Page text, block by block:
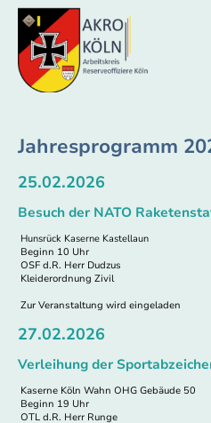
Jahresprogramm
25.02.2026
Besuch der NATO
Hunsrück Kaserne Kastellaun
Beginn 10 Uhr
OSF d.R. Herr Dudzus
Kleiderordnung Zivil
Zur Veranstaltung wird eingeladen
27.02.2026
Verleihung der
Kaserne Köln Wahn OHG Gebäude 50
Beginn 19 Uhr
OTL d.R. Herr Runge